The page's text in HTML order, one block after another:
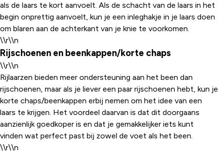
als de laars te kort aanvoelt. Als de schacht van de laars in het
begin onprettig aanvoelt, kun je een inleghakje in je laars doen
om blaren aan de achterkant van je knie te voorkomen.
\\r\\n
Rijschoenen en beenkappen/korte chaps
\\r\\n
Rijlaarzen bieden meer ondersteuning aan het been dan
rijschoenen, maar als je liever een paar rijschoenen hebt, kun je
korte chaps/beenkappen erbij nemen om het idee van een
laars te krijgen. Het voordeel daarvan is dat dit doorgaans
aanzienlijk goedkoper is en dat je gemakkelijker iets kunt
vinden wat perfect past bij zowel de voet als het been.
\\r\\n